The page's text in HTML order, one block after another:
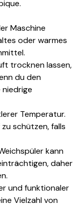
Maschine
oder warmes
trocknen lassen,
du den
Temperatur.
schützen, falls
kann
daher
und funktionaler
Vielzahl von